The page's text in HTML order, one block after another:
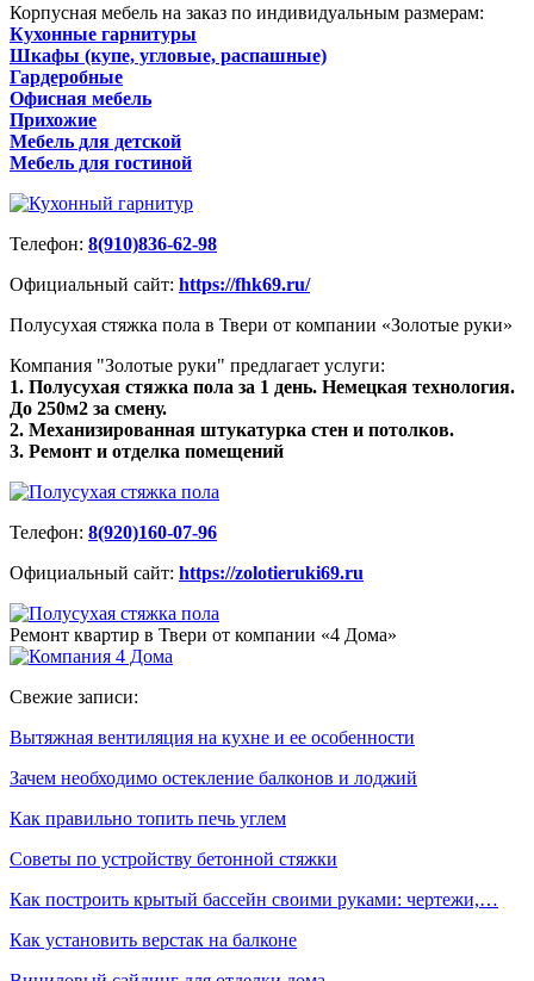
Корпусная мебель на заказ по индивидуальным размерам:
Кухонные гарнитуры
Шкафы (купе, угловые, распашные)
Гардеробные
Офисная мебель
Прихожие
Мебель для детской
Мебель для гостиной
Телефон: 8(910)836-62-98
Официальный сайт: https://fhk69.ru/
Полусухая стяжка пола в Твери от компании «Золотые руки»
Компания "Золотые руки" предлагает услуги:
1. Полусухая стяжка пола за 1 день. Немецкая технология.
До 250м2 за смену.
2. Механизированная штукатурка стен и потолков.
3. Ремонт и отделка помещений
Телефон: 8(920)160-07-96
Официальный сайт: https://zolotieruki69.ru
Ремонт квартир в Твери от компании «4 Дома»
Свежие записи:
Вытяжная вентиляция на кухне и ее особенности
Зачем необходимо остекление балконов и лоджий
Как правильно топить печь углем
Советы по устройству бетонной стяжки
Как построить крытый бассейн своими руками: чертежи,…
Как установить верстак на балконе